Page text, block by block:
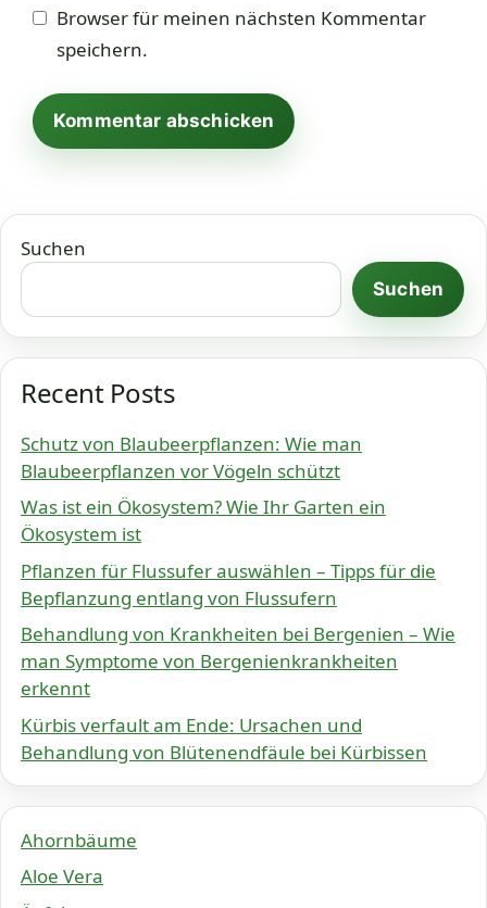
Browser für meinen nächsten Kommentar
speichern.
Suchen
Suchen
Recent Posts
Schutz von Blaubeerpflanzen: Wie man
Blaubeerpflanzen vor Vögeln schützt
Was ist ein Ökosystem? Wie Ihr Garten ein
Ökosystem ist
Pflanzen für Flussufer auswählen – Tipps für die
Bepflanzung entlang von Flussufern
Behandlung von Krankheiten bei Bergenien – Wie
man Symptome von Bergenienkrankheiten
erkennt
Kürbis verfault am Ende: Ursachen und
Behandlung von Blütenendfäule bei Kürbissen
Ahornbäume
Aloe Vera